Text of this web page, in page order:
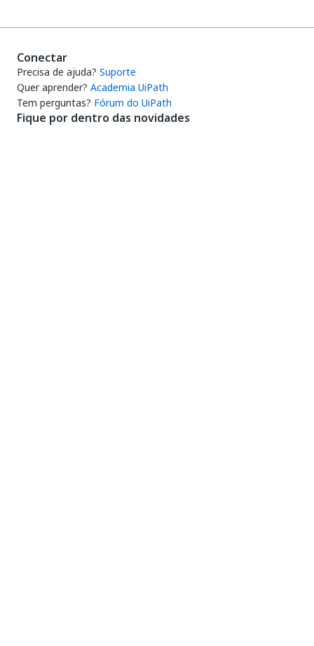
Conectar
Precisa de ajuda? Suporte
Quer aprender? Academia UiPath
Tem perguntas? Fórum do UiPath
Fique por dentro das novidades